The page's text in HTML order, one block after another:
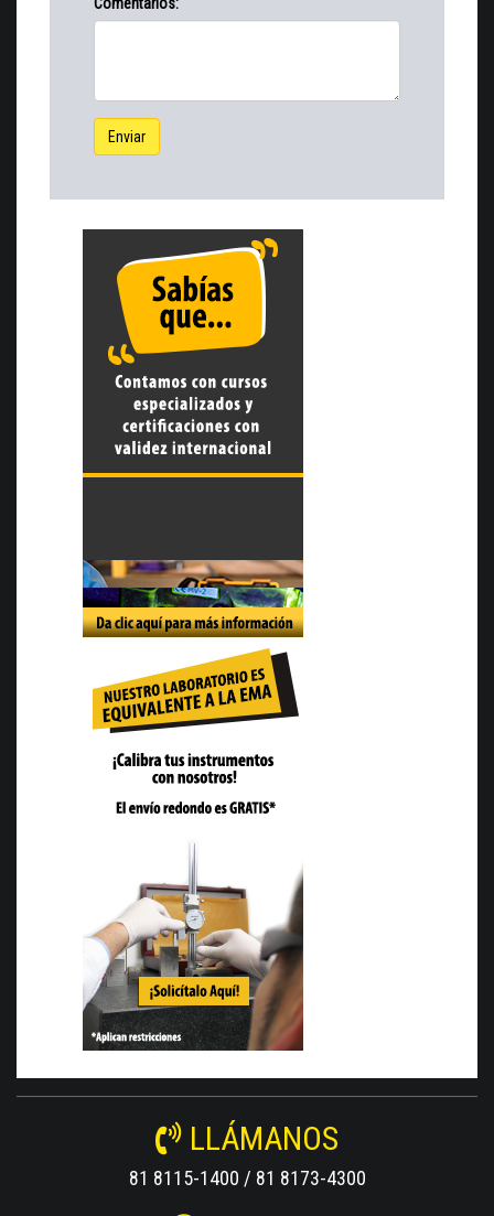
Enviar
LLÁMANOS
81 8115-1400 / 81 8173-4300